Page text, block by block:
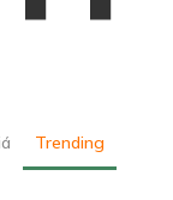
Trending